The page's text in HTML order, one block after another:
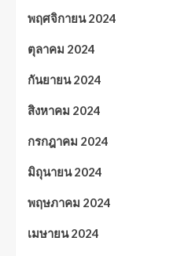
พฤศจิกายน 2024
ตุลาคม 2024
กันยายน 2024
สิงหาคม 2024
กรกฎาคม 2024
มิถุนายน 2024
พฤษภาคม 2024
เมษายน 2024